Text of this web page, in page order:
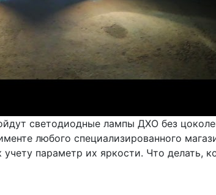
светодиодные лампы ДХО без
любого специализированного
параметр их яркости. Что делать,